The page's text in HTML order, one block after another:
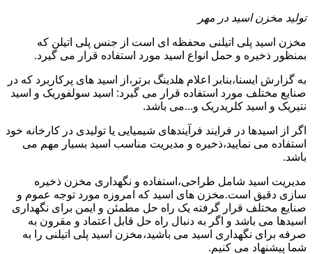
تولید مخزن اسید در مهر
مخزن اسید پلی اتیلنی محفظه ای است از جنس پلی اتیلن که
بمنظور ذخیره و حمل انواع اسید مورد استفاده قرار می گیرد.
به گزارش ایسنا،بنابر اعلام هلدینگ برتر،از اسید های پرکاربرد که در
صنایع مختلف مورد استفاده قرار می گیرد: اسید سولفوریک و اسید
نتیریک و اسید کلریدریک و...می باشد.
اگر از اسیدها در فرایند فرآیندهای شیمیایی یا تولیدی در کارخانه خود
استفاده می نمایید،ذخیره و مدیریت مناسب اسید بسیار مهم می
باشد.
مدیریت اسید شامل طراحی،استفاده و نگهداری مخزن ذخیره
سازی دقیق است.مخزن های اسید که امروزه مورد توجه عموم و
صنایع مختلف قرار گرفته یک راه حل مطمئن و ایمن برای نگهداری
اسیدها می باشد و اگر به دنبال راه حل قابل اعتماد و مقرون به
صرفه برای نگهداری اسید می باشید،مخزن اسید پلی اتیلنی را به
شما پیشنهاد می کنیم.